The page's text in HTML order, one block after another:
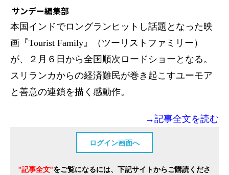
サンデー編集部
本国インドでロングランヒットし話題となった映
画『Tourist Family』（ツーリストファミリー）
が、２月６日から全国順次ロードショーとなる。
スリランカからの経済難民が巻き起こすユーモア
と善意の連鎖を描く感動作。
→記事全文を読む
ログイン画面へ
"記事全文"をご覧になるには、下記サイトからご購読くださ